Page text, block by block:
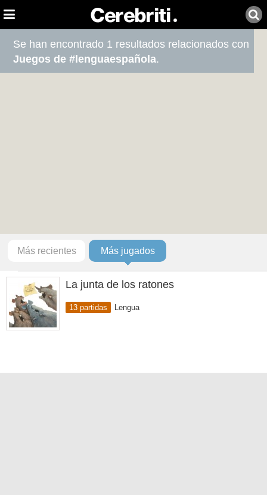
Se han encontrado 1 resultados relacionados con
Juegos de #lenguaespañola.
Más recientes Más jugados
La junta de los ratones
13 partidas Lengua